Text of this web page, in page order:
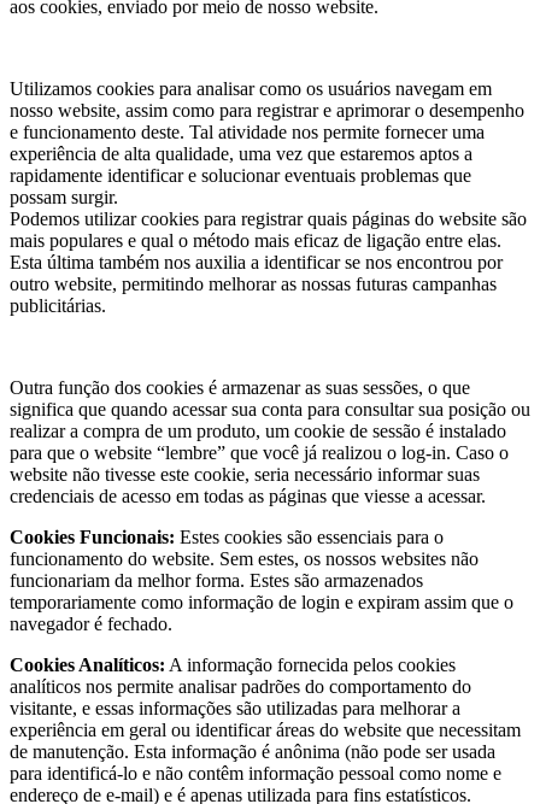
aos cookies, enviado por meio de nosso website.
Utilizamos cookies para analisar como os usuários navegam em
nosso website, assim como para registrar e aprimorar o desempenho
e funcionamento deste. Tal atividade nos permite fornecer uma
experiência de alta qualidade, uma vez que estaremos aptos a
rapidamente identificar e solucionar eventuais problemas que
possam surgir.
Podemos utilizar cookies para registrar quais páginas do website são
mais populares e qual o método mais eficaz de ligação entre elas.
Esta última também nos auxilia a identificar se nos encontrou por
outro website, permitindo melhorar as nossas futuras campanhas
publicitárias.
Outra função dos cookies é armazenar as suas sessões, o que
significa que quando acessar sua conta para consultar sua posição ou
realizar a compra de um produto, um cookie de sessão é instalado
para que o website “lembre” que você já realizou o log-in. Caso o
website não tivesse este cookie, seria necessário informar suas
credenciais de acesso em todas as páginas que viesse a acessar.
Cookies Funcionais: Estes cookies são essenciais para o
funcionamento do website. Sem estes, os nossos websites não
funcionariam da melhor forma. Estes são armazenados
temporariamente como informação de login e expiram assim que o
navegador é fechado.
Cookies Analíticos: A informação fornecida pelos cookies
analíticos nos permite analisar padrões do comportamento do
visitante, e essas informações são utilizadas para melhorar a
experiência em geral ou identificar áreas do website que necessitam
de manutenção. Esta informação é anônima (não pode ser usada
para identificá-lo e não contêm informação pessoal como nome e
endereço de e-mail) e é apenas utilizada para fins estatísticos.